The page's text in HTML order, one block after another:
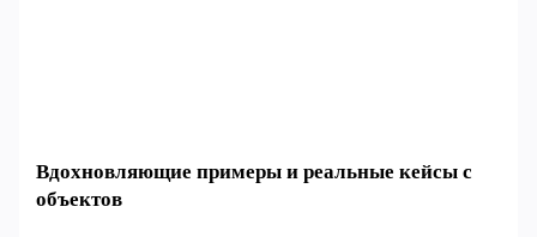
Вдохновляющие примеры и реальные кейсы с
объектов